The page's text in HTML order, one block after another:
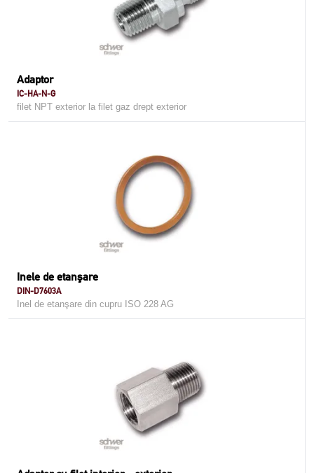
Adaptor
IC-HA-N-G
filet NPT exterior la filet gaz drept exterior
Inele de etanşare
DIN-D7603A
Inel de etanşare din cupru ISO 228 AG